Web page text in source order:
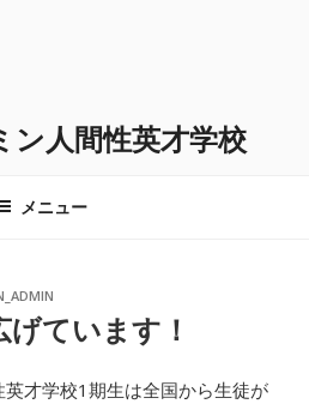
ン人間性英才学校
メニュー
ています！
才学校1期生は全国から生徒が